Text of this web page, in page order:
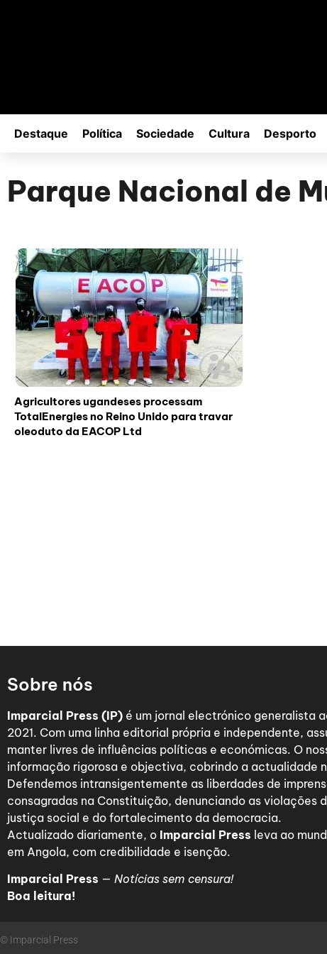
Destaque Política Sociedade Cultura Desporto
Parque Nacional de
Agricultores ugandeses processam
TotalEnergies no Reino Unido para travar
oleoduto da EACOP Ltd
Sobre nós
Imparcial Press (IP) é um jornal electrónico generalista
2021. Com uma linha editorial própria e independente,
manter livres de influências políticas e económicas. O
informação rigorosa e objectiva, cobrindo a actualidade
Defendemos intransigentemente as liberdades de
consagradas na Constituição, denunciando as violações
justiça social e do fortalecimento da democracia.
Actualizado diariamente, o Imparcial Press leva ao
em Angola, com credibilidade e isenção.
Imparcial Press — Notícias sem censura!
Boa leitura!
© Imparcial Press